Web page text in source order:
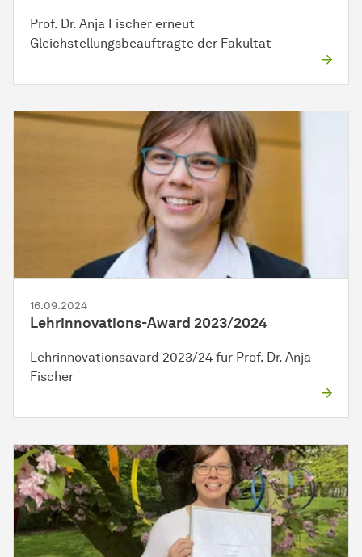
Prof. Dr. Anja Fischer erneut
Gleichstellungsbeauftragte der Fakultät
16.09.2024
Lehrinnovations-Award 2023/2024
Lehrinnovationsavard 2023/24 für Prof. Dr. Anja
Fischer